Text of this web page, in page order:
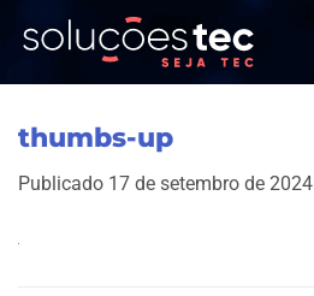
thumbs-up
Publicado 17 de setembro de 2024